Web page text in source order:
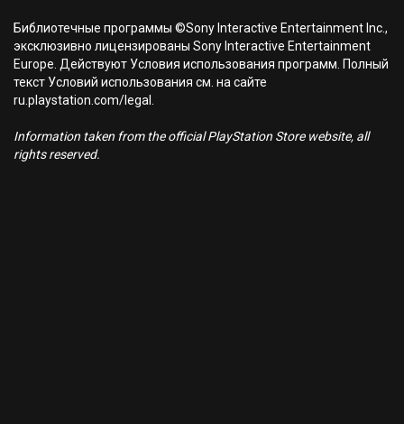
Библиотечные программы ©Sony Interactive Entertainment Inc.,
эксклюзивно лицензированы Sony Interactive Entertainment
Europe. Действуют Условия использования программ. Полный
текст Условий использования см. на сайте
ru.playstation.com/legal.
Information taken from the official PlayStation Store website, all
rights reserved.